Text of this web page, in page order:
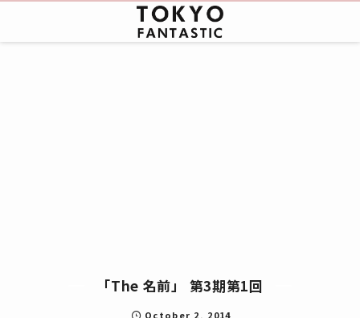
「The 名前」 第3期第1回
October 2, 2014